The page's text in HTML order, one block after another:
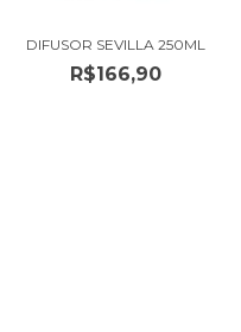
DIFUSOR SEVILLA 250ML
R$166,90